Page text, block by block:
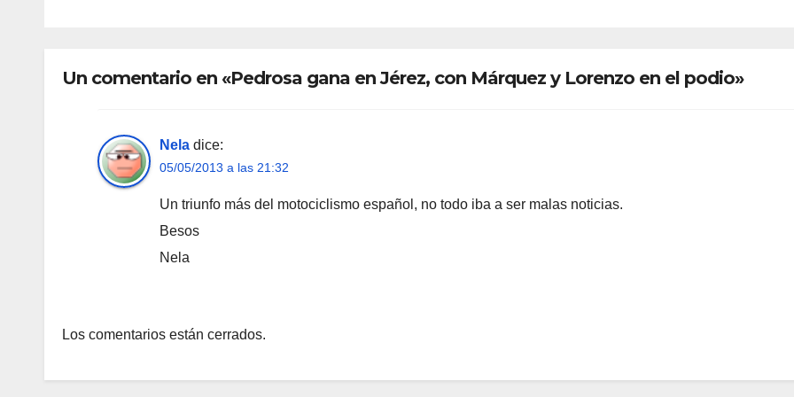
Un comentario en «Pedrosa gana en Jérez, con Márquez y Lorenzo en el podio»
Nela dice:
05/05/2013 a las 21:32
Un triunfo más del motociclismo español, no todo iba a ser malas noticias.
Besos
Nela
Los comentarios están cerrados.